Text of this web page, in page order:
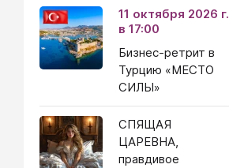
11 октября 2026 г.
в 17:00
Бизнес-ретрит в
Турцию «МЕСТО
СИЛЫ»
СПЯЩАЯ
ЦАРЕВНА,
правдивое